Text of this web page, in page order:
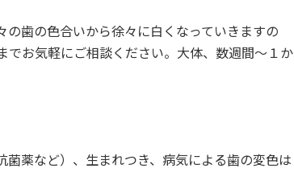
歯の色合いから徐々に白くなっていきますの
でお気軽にご相談ください。大体、数週間～１か
薬など）、生まれつき、病気による歯の変色は